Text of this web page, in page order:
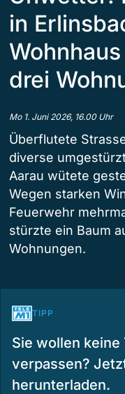
in
drei
Mo 1. Juni 2026, 16.00 Uhr
Überflutete
diverse
Aarau wütete
Wegen starken
Feuerwehr
stürzte ein Baum
Wohnungen.
TIPP
Sie wollen keine
verpassen?
herunterladen.